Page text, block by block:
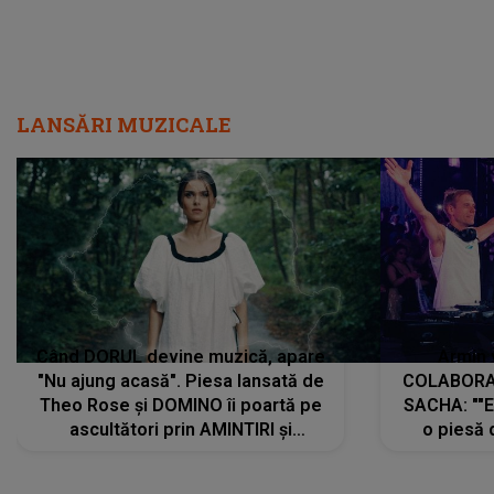
LANSĂRI MUZICALE
Când DORUL devine muzică, apare
"Nu ajung acasă". Piesa lansată de
Theo Rose și DOMINO îi poartă pe
ascultători prin AMINTIRI și
SACHA:
o piesă